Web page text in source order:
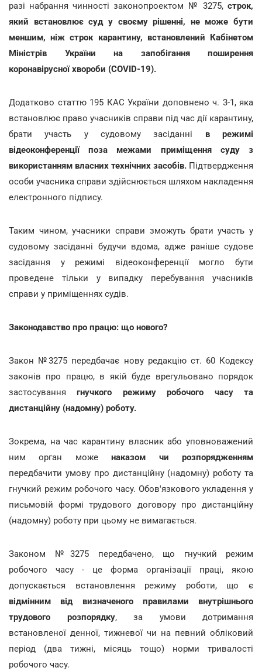
разі набрання чинності законопроектом № 3275, строк,
який встановлює суд у своєму рішенні, не може бути
меншим, ніж строк карантину, встановлений Кабінетом
Міністрів України на запобігання поширення
коронавірусної хвороби (COVID-19).
Додатково статтю 195 КАС України доповнено ч. 3-1, яка
встановлює право учасників справи під час дії карантину,
брати участь у судовому засіданні в режимі
відеоконференції поза межами приміщення суду з
використанням власних технічних засобів. Підтвердження
особи учасника справи здійснюється шляхом накладення
електронного підпису.
Таким чином, учасники справи зможуть брати участь у
судовому засіданні будучи вдома, адже раніше судове
засідання у режимі відеоконференції могло бути
проведене тільки у випадку перебування учасників
справи у приміщеннях судів.
Законодавство про працю: що нового?
Закон №3275 передбачає нову редакцію ст. 60 Кодексу
законів про працю, в якій буде врегульовано порядок
застосуваннягнучкого режиму робочого часу та
дистанційну (надомну) роботу.
Зокрема, на час карантину власник або уповноважений
ним орган моженаказом чи розпорядженням
передбачити умову про дистанційну (надомну) роботу та
гнучкий режим робочого часу. Обов'язкового укладення у
письмовій формі трудового договору про дистанційну
(надомну) роботу при цьому не вимагається.
Законом №3275 передбачено, що гнучкий режим
робочого часу - це форма організації праці, якою
допускається встановлення режиму роботи, що є
відмінним від визначеного правилами внутрішнього
трудового розпорядку, за умови дотримання
встановленої денної, тижневої чи на певний обліковий
період (два тижні, місяць тощо) норми тривалості
робочого часу.